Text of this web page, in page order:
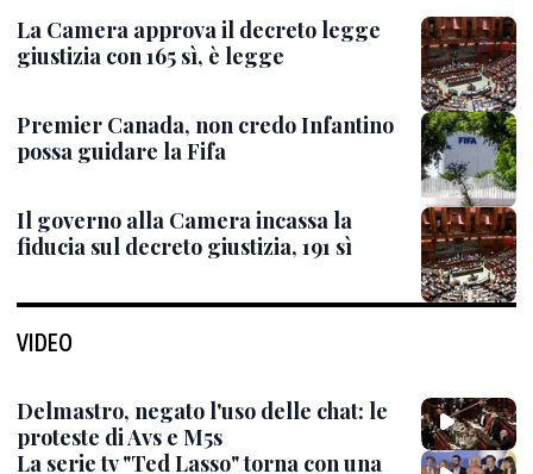
La Camera approva il decreto legge
giustizia con 165 sì, è legge
Premier Canada, non credo Infantino
possa guidare la Fifa
Il governo alla Camera incassa la
fiducia sul decreto giustizia, 191 sì
VIDEO
Delmastro, negato l'uso delle chat: le
proteste di Avs e M5s
La serie tv "Ted Lasso" torna con una